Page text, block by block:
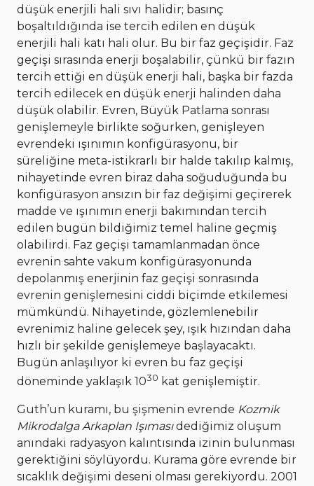
düşük enerjili hali sıvı halidir; basınç
boşaltıldığında ise tercih edilen en düşük
enerjili hali katı hali olur. Bu bir faz geçişidir. Faz
geçişi sırasında enerji boşalabilir, çünkü bir fazın
tercih ettiği en düşük enerji hali, başka bir fazda
tercih edilecek en düşük enerji halinden daha
düşük olabilir. Evren, Büyük Patlama sonrası
genişlemeyle birlikte soğurken, genişleyen
evrendeki ışınımın konfigürasyonu, bir
süreliğine meta-istikrarlı bir halde takılıp kalmış,
nihayetinde evren biraz daha soğuduğunda bu
konfigürasyon ansızın bir faz değişimi geçirerek
madde ve ışınımın enerji bakımından tercih
edilen bugün bildiğimiz temel haline geçmiş
olabilirdi. Faz geçişi tamamlanmadan önce
evrenin sahte vakum konfigürasyonunda
depolanmış enerjinin faz geçişi sonrasında
evrenin genişlemesini ciddi biçimde etkilemesi
mümkündü. Nihayetinde, gözlemlenebilir
evrenimiz haline gelecek şey, ışık hızından daha
hızlı bir şekilde genişlemeye başlayacaktı.
Bugün anlaşılıyor ki evren bu faz geçişi
döneminde yaklaşık 1030 kat genişlemiştir.
Guth’un kuramı, bu şişmenin evrende Kozmik
Mikrodalga Arkaplan Işımasıdediğimiz oluşum
anındaki radyasyon kalıntısında izinin bulunması
gerektiğini söylüyordu. Kurama göre evrende bir
sıcaklık değişimi deseni olması gerekiyordu. 2001